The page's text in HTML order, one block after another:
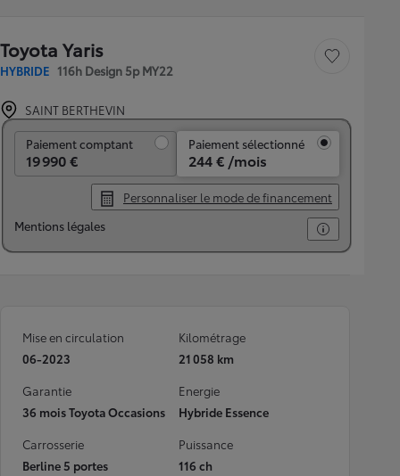
Toyota Yaris
HYBRIDE 116h Design 5p MY22
Sauvegarder le
SAINT BERTHEVIN
Paiement comptant
19 990 €
Paiement sélectionné
244 € /mois
Personnaliser le mode de financement
Mentions légales
Mise en circulation
06-2023
Kilométrage
21 058 km
Garantie
36 mois Toyota Occasions
Energie
Hybride Essence
Carrosserie
Berline 5 portes
Puissance
116 ch